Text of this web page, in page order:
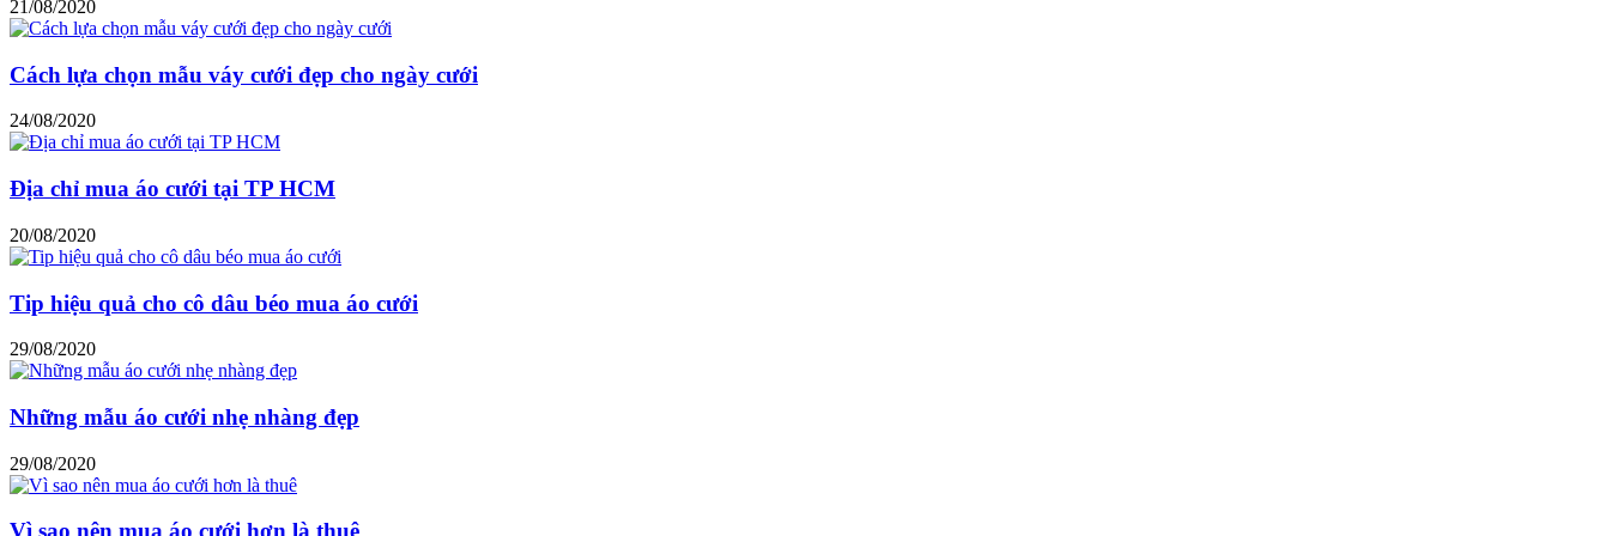
21/08/2020
Cách lựa chọn mẫu váy cưới đẹp cho ngày cưới
24/08/2020
Địa chỉ mua áo cưới tại TP HCM
20/08/2020
Tip hiệu quả cho cô dâu béo mua áo cưới
29/08/2020
Những mẫu áo cưới nhẹ nhàng đẹp
29/08/2020